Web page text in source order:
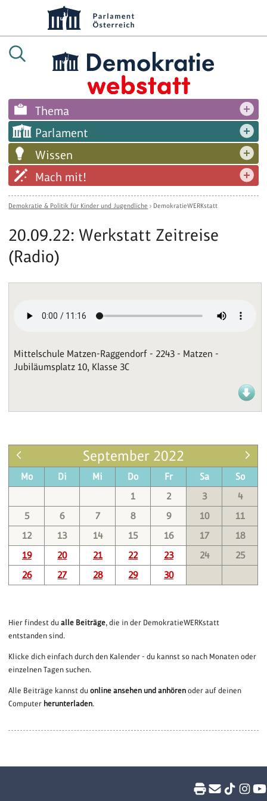
Thema
Parlament
Wissen
Mach mit!
Demokratie & Politik für Kinder und Jugendliche › DemokratieWERKstatt
20.09.22: Werkstatt Zeitreise
(Radio)
Mittelschule Matzen-Raggendorf - 2243 - Matzen -
Jubiläumsplatz 10, Klasse 3C
September 2022
Mo Di Mi Do Fr Sa
So
1
2 3
4
5
6 7 8 9 10
11
12
13 14 15 16 17
18
19
20 21 22 23 24
25
26
27 28 29 30
Hier findest dualle Beiträge, die in der DemokratieWERKstatt
entstanden sind.
Klicke dich einfach durch den Kalender - du kannst so nach Monaten oder
einzelnen Tagen suchen.
Alle Beiträge kannst duonline ansehen und anhören oder auf deinen
Computer herunterladen.